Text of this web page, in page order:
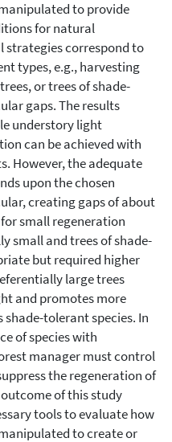
to provide
for natural
strategies correspond to
types, e.g., harvesting
or trees of shade-
gaps. The results
understory light
can be achieved with
However, the adequate
upon the chosen
creating gaps of about
small regeneration
small and trees of shade-
but required higher
large trees
and promotes more
tolerant species. In
of species with
manager must control
the regeneration of
of this study
tools to evaluate how
to create or